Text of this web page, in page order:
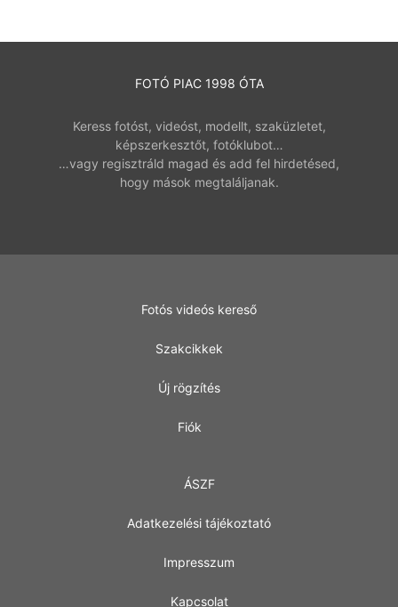
FOTÓ PIAC 1998 ÓTA
Keress fotóst, videóst, modellt, szaküzletet,
képszerkesztőt, fotóklubot…
…vagy regisztráld magad és add fel hirdetésed,
hogy mások megtaláljanak.
Fotós videós kereső
Szakcikkek
Új rögzítés
Fiók
ÁSZF
Adatkezelési tájékoztató
Impresszum
Kapcsolat